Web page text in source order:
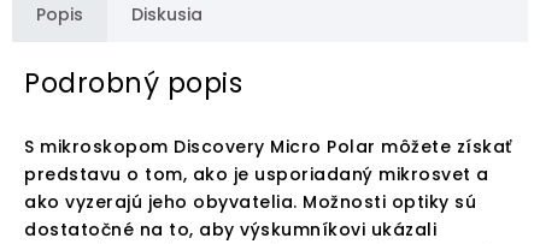
Popis Diskusia
Podrobný popis
S mikroskopom Discovery Micro Polar môžete získať
predstavu o tom, ako je usporiadaný mikrosvet a
ako vyzerajú jeho obyvatelia. Možnosti optiky sú
dostatočné na to, aby výskumníkovi ukázali